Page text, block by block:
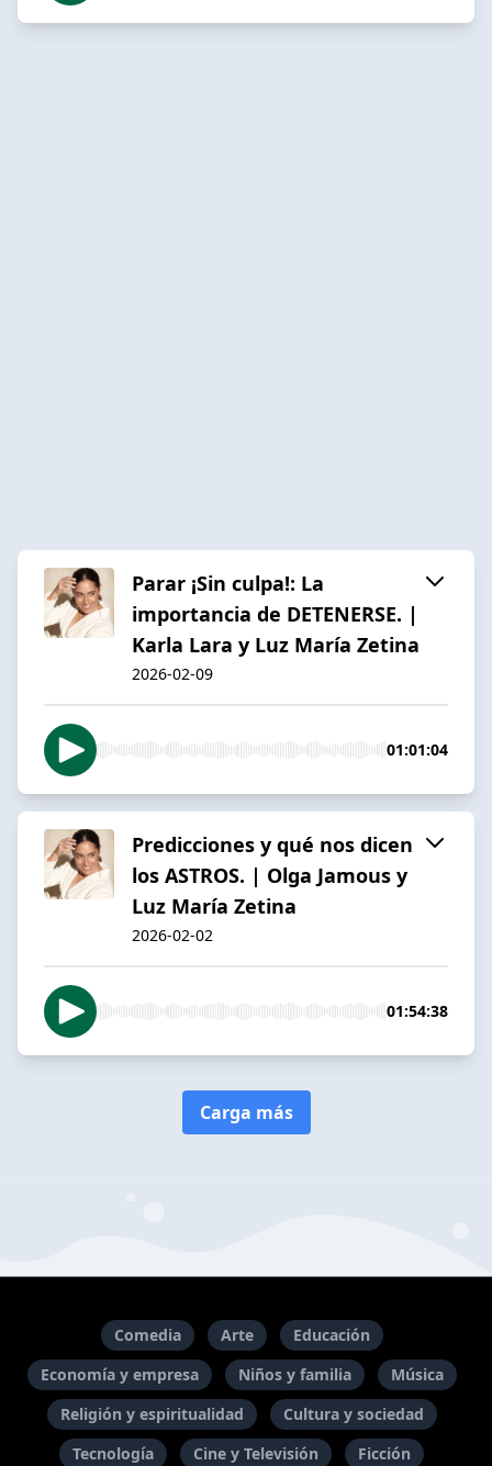
Parar ¡Sin culpa!: La
importancia de DETENERSE. |
Karla Lara y Luz María Zetina
2026-02-09
01:01:04
Predicciones y qué nos dicen
los ASTROS. | Olga Jamous y
Luz María Zetina
2026-02-02
01:54:38
Carga más
Comedia Arte
Educación
Economía y empresa
Niños y familia
Música
Religión y espiritualidad
Cultura y sociedad
Tecnología
Cine y Televisión Ficción